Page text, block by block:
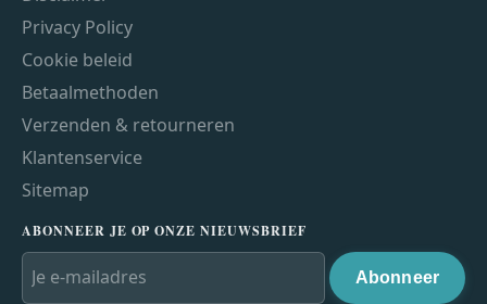
Privacy Policy
Cookie beleid
Betaalmethoden
Verzenden & retourneren
Klantenservice
Sitemap
ABONNEER JE OP ONZE NIEUWSBRIEF
Abonneer